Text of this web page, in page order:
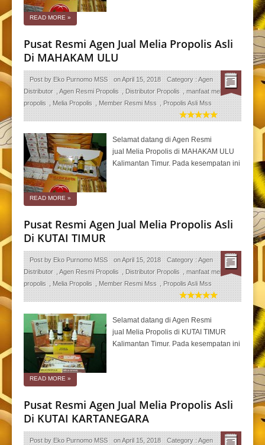
READ MORE »
Pusat Resmi Agen Jual Melia Propolis Asli
Di MAHAKAM ULU
Post byEko Purnomo MSS onApril 15, 2018 Category :Agen
Distributor ,Agen Resmi Propolis ,Distributor Propolis ,manfaat melia
propolis ,Melia Propolis ,Member Resmi Mss ,Propolis Asli Mss
Selamat datang di Agen Resmi
jual Melia Propolis di MAHAKAM ULU
Kalimantan Timur. Pada kesempatan ini
READ MORE »
Pusat Resmi Agen Jual Melia Propolis Asli
Di KUTAI TIMUR
Post byEko Purnomo MSS onApril 15, 2018 Category :Agen
Distributor ,Agen Resmi Propolis ,Distributor Propolis ,manfaat melia
propolis ,Melia Propolis ,Member Resmi Mss ,Propolis Asli Mss
Selamat datang di Agen Resmi
jual Melia Propolis di KUTAI TIMUR
Kalimantan Timur. Pada kesempatan ini
READ MORE »
Pusat Resmi Agen Jual Melia Propolis Asli
Di KUTAI KARTANEGARA
Post byEko Purnomo MSS onApril 15, 2018 Category :Agen